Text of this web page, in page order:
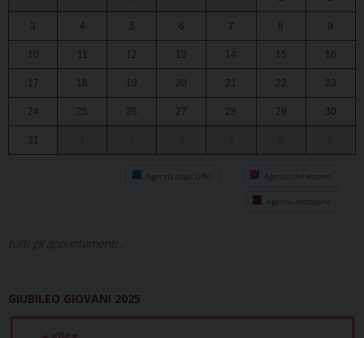
3 4 5 6 7 8 9
10 11 12 13 14 15 16
17 18 19 20 21 22 23
24 25 26 27 28 29 30
31
Agenda degli uffici Agenda del vescovo
Agenda diocesana
tutti gli appuntamenti...
GIUBILEO GIOVANI 2025